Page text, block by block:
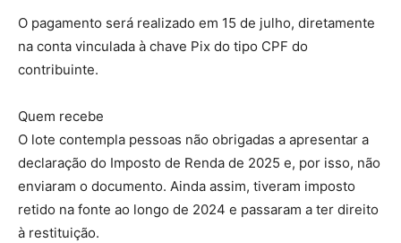
O pagamento será realizado em 15 de julho, diretamente
na conta vinculada à chave Pix do tipo CPF do
contribuinte.
Quem recebe
O lote contempla pessoas não obrigadas a apresentar a
declaração do Imposto de Renda de 2025 e, por isso, não
enviaram o documento. Ainda assim, tiveram imposto
retido na fonte ao longo de 2024 e passaram a ter direito
à restituição.